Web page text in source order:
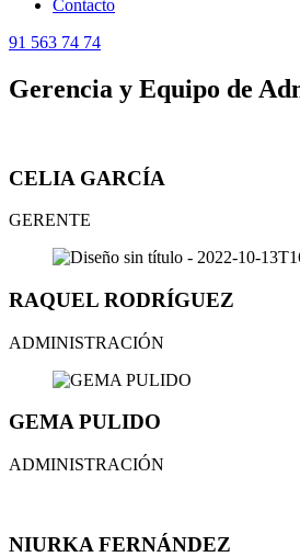
Contacto
91 563 74 74
Gerencia y Equipo de
CELIA GARCÍA
GERENTE
RAQUEL RODRÍGUEZ
ADMINISTRACIÓN
GEMAPULIDO
ADMINISTRACIÓN
NIURKA FERNÁNDEZ